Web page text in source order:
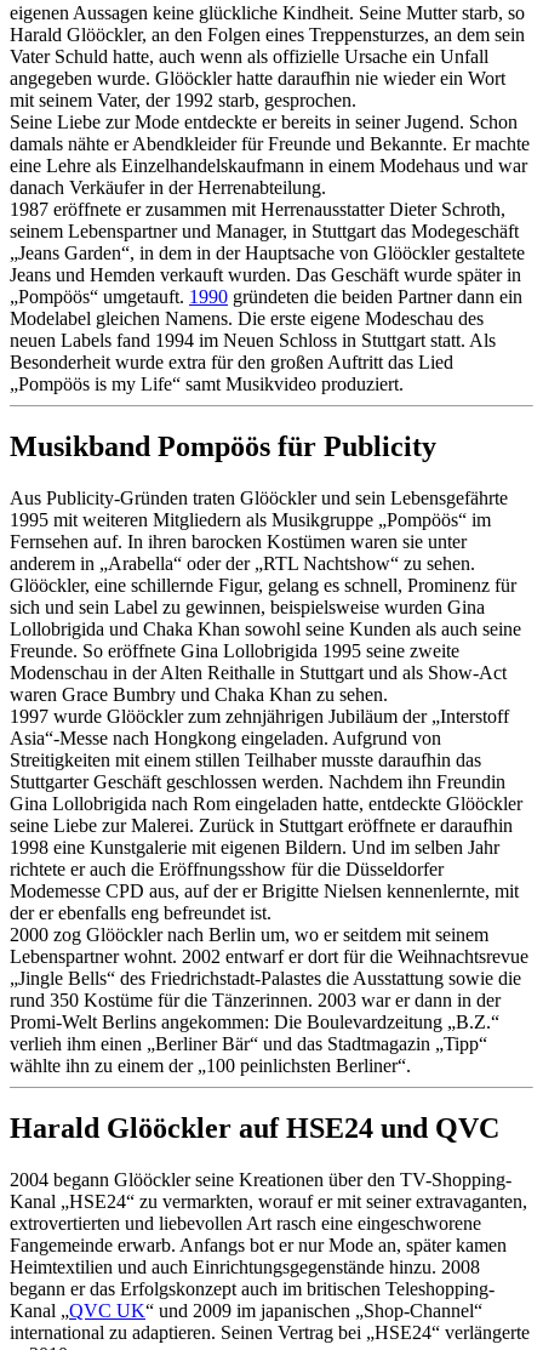
eigenen Aussagen keine glückliche Kindheit. Seine Mutter starb, so
Harald Glööckler, an den Folgen eines Treppensturzes, an dem sein
Vater Schuld hatte, auch wenn als offizielle Ursache ein Unfall
angegeben wurde. Glööckler hatte daraufhin nie wieder ein Wort
mit seinem Vater, der 1992 starb, gesprochen.
Seine Liebe zur Mode entdeckte er bereits in seiner Jugend. Schon
damals nähte er Abendkleider für Freunde und Bekannte. Er machte
eine Lehre als Einzelhandelskaufmann in einem Modehaus und war
danach Verkäufer in der Herrenabteilung.
1987 eröffnete er zusammen mit Herrenausstatter Dieter Schroth,
seinem Lebenspartner und Manager, in Stuttgart das Modegeschäft
„Jeans Garden“, in dem in der Hauptsache von Glööckler gestaltete
Jeans und Hemden verkauft wurden. Das Geschäft wurde später in
„Pompöös“ umgetauft. 1990 gründeten die beiden Partner dann ein
Modelabel gleichen Namens. Die erste eigene Modeschau des
neuen Labels fand 1994 im Neuen Schloss in Stuttgart statt. Als
Besonderheit wurde extra für den großen Auftritt das Lied
„Pompöös is my Life“ samt Musikvideo produziert.
Musikband Pompöös für Publicity
Aus Publicity-Gründen traten Glööckler und sein Lebensgefährte
1995 mit weiteren Mitgliedern als Musikgruppe „Pompöös“ im
Fernsehen auf. In ihren barocken Kostümen waren sie unter
anderem in „Arabella“ oder der „RTL Nachtshow“ zu sehen.
Glööckler, eine schillernde Figur, gelang es schnell, Prominenz für
sich und sein Label zu gewinnen, beispielsweise wurden Gina
Lollobrigida und Chaka Khan sowohl seine Kunden als auch seine
Freunde. So eröffnete Gina Lollobrigida 1995 seine zweite
Modenschau in der Alten Reithalle in Stuttgart und als Show-Act
waren Grace Bumbry und Chaka Khan zu sehen.
1997 wurde Glööckler zum zehnjährigen Jubiläum der „Interstoff
Asia“-Messe nach Hongkong eingeladen. Aufgrund von
Streitigkeiten mit einem stillen Teilhaber musste daraufhin das
Stuttgarter Geschäft geschlossen werden. Nachdem ihn Freundin
Gina Lollobrigida nach Rom eingeladen hatte, entdeckte Glööckler
seine Liebe zur Malerei. Zurück in Stuttgart eröffnete er daraufhin
1998 eine Kunstgalerie mit eigenen Bildern. Und im selben Jahr
richtete er auch die Eröffnungsshow für die Düsseldorfer
Modemesse CPD aus, auf der er Brigitte Nielsen kennenlernte, mit
der er ebenfalls eng befreundet ist.
2000 zog Glööckler nach Berlin um, wo er seitdem mit seinem
Lebenspartner wohnt. 2002 entwarf er dort für die Weihnachtsrevue
„Jingle Bells“ des Friedrichstadt-Palastes die Ausstattung sowie die
rund 350 Kostüme für die Tänzerinnen. 2003 war er dann in der
Promi-Welt Berlins angekommen: Die Boulevardzeitung „B.Z.“
verlieh ihm einen „Berliner Bär“ und das Stadtmagazin „Tipp“
wählte ihn zu einem der „100 peinlichsten Berliner“.
Harald Glööckler auf HSE24 und QVC
2004 begann Glööckler seine Kreationen über den TV-Shopping-
Kanal „HSE24“ zu vermarkten, worauf er mit seiner extravaganten,
extrovertierten und liebevollen Art rasch eine eingeschworene
Fangemeinde erwarb. Anfangs bot er nur Mode an, später kamen
Heimtextilien und auch Einrichtungsgegenstände hinzu. 2008
begann er das Erfolgskonzept auch im britischen Teleshopping-
Kanal „QVC UK“ und 2009 im japanischen „Shop-Channel“
international zu adaptieren. Seinen Vertrag bei „HSE24“ verlängerte